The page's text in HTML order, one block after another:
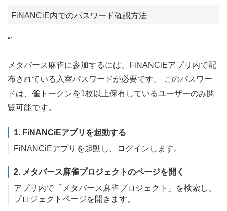
FiNANCiE内でのパスワード確認方法
“`
メタバース麻雀に参加するには、FiNANCiEアプリ内で配
布されている入室パスワードが必要です。 このパスワー
ドは、雀トークンを1枚以上保有しているユーザーのみ閲
覧可能です。
1. FiNANCiEアプリを起動する
FiNANCiEアプリを起動し、ログインします。
2. メタバース麻雀プロジェクトのページを開く
アプリ内で「メタバース麻雀プロジェクト」を検索し、
プロジェクトページを開きます。